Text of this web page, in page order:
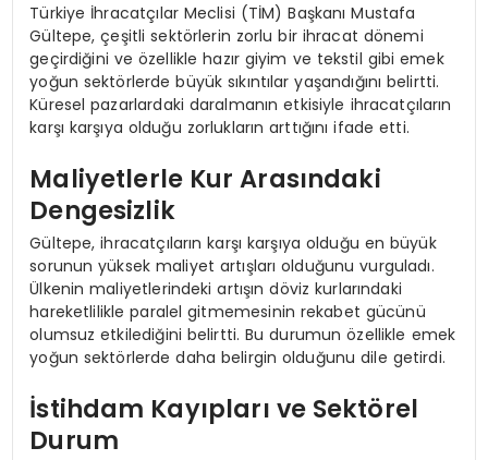
Türkiye İhracatçılar Meclisi (TİM) Başkanı Mustafa
Gültepe, çeşitli sektörlerin zorlu bir ihracat dönemi
geçirdiğini ve özellikle hazır giyim ve tekstil gibi emek
yoğun sektörlerde büyük sıkıntılar yaşandığını belirtti.
Küresel pazarlardaki daralmanın etkisiyle ihracatçıların
karşı karşıya olduğu zorlukların arttığını ifade etti.
Maliyetlerle Kur Arasındaki
Dengesizlik
Gültepe, ihracatçıların karşı karşıya olduğu en büyük
sorunun yüksek maliyet artışları olduğunu vurguladı.
Ülkenin maliyetlerindeki artışın döviz kurlarındaki
hareketlilikle paralel gitmemesinin rekabet gücünü
olumsuz etkilediğini belirtti. Bu durumun özellikle emek
yoğun sektörlerde daha belirgin olduğunu dile getirdi.
İstihdam Kayıpları ve Sektörel
Durum